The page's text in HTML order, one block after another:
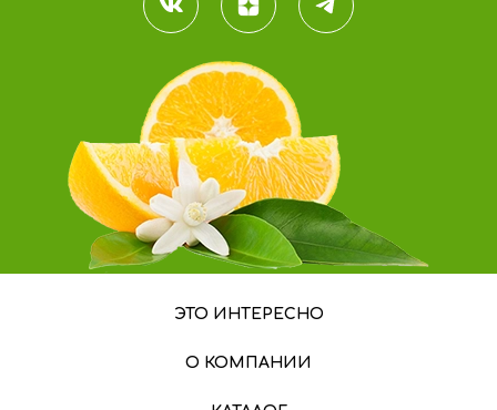
ЭТО ИНТЕРЕСНО
О КОМПАНИИ